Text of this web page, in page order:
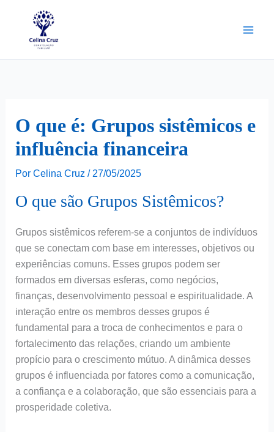
O que é: Grupos sistêmicos e
influência financeira
Por Celina Cruz / 27/05/2025
O que são Grupos Sistêmicos?
Grupos sistêmicos referem-se a conjuntos de indivíduos
que se conectam com base em interesses, objetivos ou
experiências comuns. Esses grupos podem ser
formados em diversas esferas, como negócios,
finanças, desenvolvimento pessoal e espiritualidade. A
interação entre os membros desses grupos é
fundamental para a troca de conhecimentos e para o
fortalecimento das relações, criando um ambiente
propício para o crescimento mútuo. A dinâmica desses
grupos é influenciada por fatores como a comunicação,
a confiança e a colaboração, que são essenciais para a
prosperidade coletiva.